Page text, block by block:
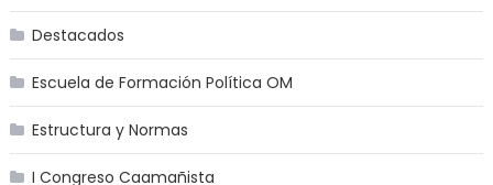
Destacados
Escuela de Formación Política OM
Estructura y Normas
I Congreso Caamañista